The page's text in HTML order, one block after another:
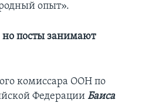
опыт».
посты занимают
комиссара ООН по
Федерации Баиса